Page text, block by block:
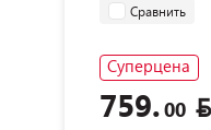
Сравнить
Суперцена
759.00